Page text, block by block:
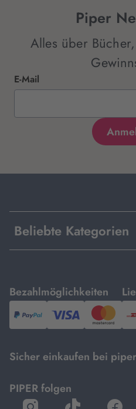
Piper
Alles über
E-Mail
Beliebte Kategorien
Bezahlmöglichkeiten
mit
PayPal,Visa
und
Sicher einkaufen bei
PIPER folgen
öffnet
öffnet
öffnet